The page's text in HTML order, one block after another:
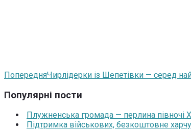
ПопередняЧирлідерки із Шепетівки — серед
Популярні пости
Плужненська громада — перлина півночі
Підтримка військових, безкоштовне